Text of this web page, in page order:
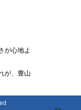
が心地よ
が、豊山